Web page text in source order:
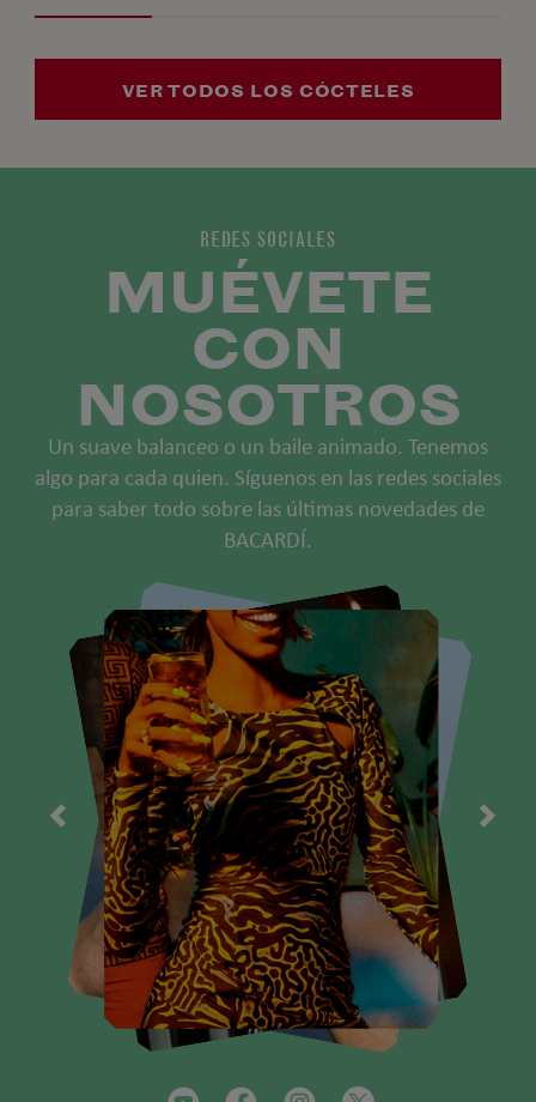
VER TODOS LOS CÓCTELES
REDES SOCIALES
MUÉVETE
CON
NOSOTROS
Un suave balanceo o un baile animado. Tenemos
algo para cada quien. Síguenos en las redes sociales
para saber todo sobre las últimas novedades de
BACARDÍ.